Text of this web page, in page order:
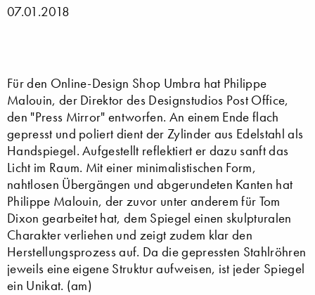
07.01.2018
Für den Online-Design Shop Umbra hat Philippe
Malouin, der Direktor des Designstudios Post Office,
den "Press Mirror" entworfen. An einem Ende flach
gepresst und poliert dient der Zylinder aus Edelstahl als
Handspiegel. Aufgestellt reflektiert er dazu sanft das
Licht im Raum. Mit einer minimalistischen Form,
nahtlosen Übergängen und abgerundeten Kanten hat
Philippe Malouin, der zuvor unter anderem für Tom
Dixon gearbeitet hat, dem Spiegel einen skulpturalen
Charakter verliehen und zeigt zudem klar den
Herstellungsprozess auf. Da die gepressten Stahlröhren
jeweils eine eigene Struktur aufweisen, ist jeder Spiegel
ein Unikat. (am)